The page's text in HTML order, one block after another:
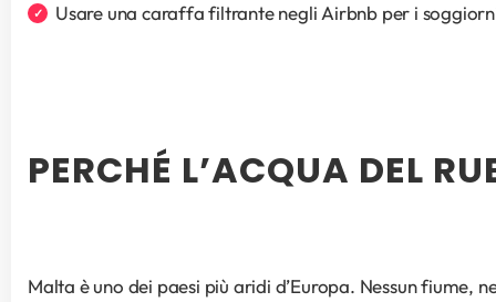
Usare una caraffa filtrante negli Airbnb per i
PERCHÉ L’ACQUA DEL
Malta è uno dei paesi più aridi d’Europa. Nessun fiume,